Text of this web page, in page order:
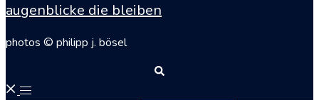
augenblicke die bleiben
photos © philipp j. bösel
Menü